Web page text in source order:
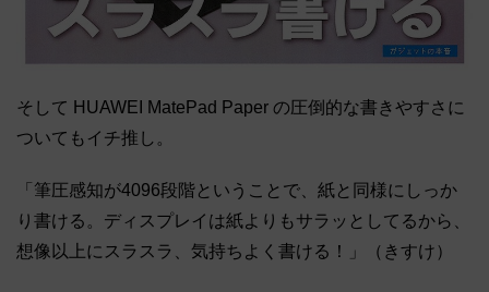
そして HUAWEI MatePad Paper の圧倒的な書きやすさに
ついてもイチ推し。
「筆圧感知が4096段階ということで、紙と同様にしっか
り書ける。ディスプレイは紙よりもサラッとしてるから、
想像以上にスラスラ、気持ちよく書ける！」（きすけ）